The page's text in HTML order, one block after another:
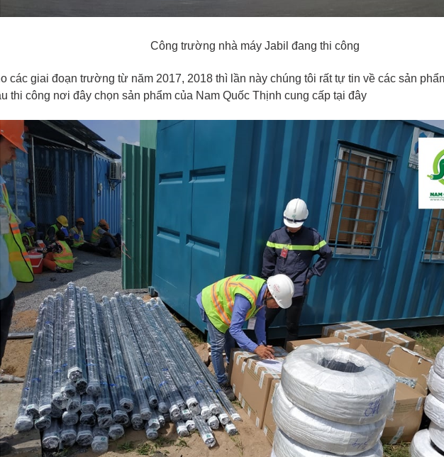
Công trường nhà máy Jabil đang thi công
các giai đoạn trường từ năm 2017, 2018 thì lần này chúng tôi rất tự tin về các sản
thi công nơi đây chọn sản phẩm của Nam Quốc Thịnh cung cấp tại đây